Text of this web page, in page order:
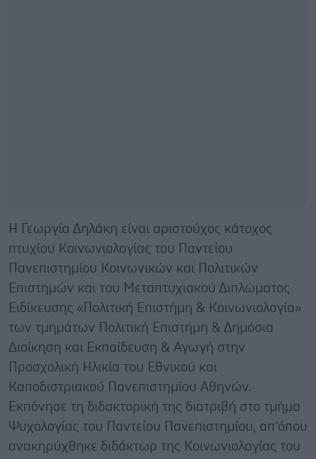
Η Γεωργία Δηλάκη είναι αριστούχος κάτοχος
πτυχίου Κοινωνιολογίας του Παντείου
Πανεπιστημίου Κοινωνικών και Πολιτικών
Επιστημών και του Μεταπτυχιακού Διπλώματος
Ειδίκευσης «Πολιτική Επιστήμη & Κοινωνιολογία»
των τμημάτων Πολιτική Επιστήμη & Δημόσια
Διοίκηση και Εκπαίδευση & Αγωγή στην
Προσχολική Ηλικία του Εθνικού και
Καποδιστριακού Πανεπιστημίου Αθηνών.
Εκπόνησε τη διδακτορική της διατριβή στο τμήμα
Ψυχολογίας του Παντείου Πανεπιστημίου, απ’όπου
ανακηρύχθηκε διδάκτωρ της Κοινωνιολογίας του